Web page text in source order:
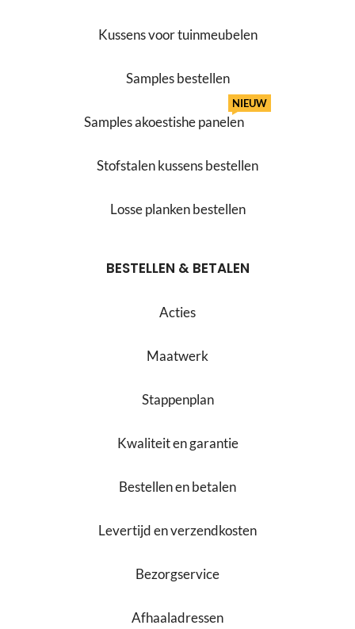
Kussens voor tuinmeubelen
Samples bestellen
Samples akoestishe panelen
NIEUW
Stofstalen kussens bestellen
Losse planken bestellen
BESTELLEN & BETALEN
Acties
Maatwerk
Stappenplan
Kwaliteit en garantie
Bestellen en betalen
Levertijd en verzendkosten
Bezorgservice
Afhaaladressen